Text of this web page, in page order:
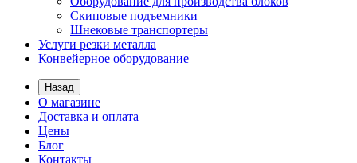
Скиповые подъемники
Шнековые транспортеры
Услуги резки металла
Конвейерное оборудование
Назад
О магазине
Доставка и оплата
Цены
Блог
Контакты